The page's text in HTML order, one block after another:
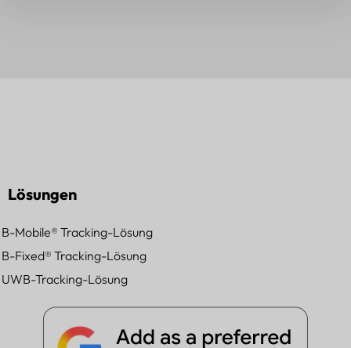
Lösungen
B-Mobile® Tracking-Lösung
B-Fixed® Tracking-Lösung
UWB-Tracking-Lösung